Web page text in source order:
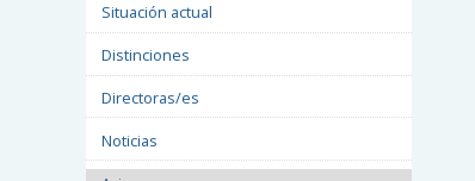
Situación actual
Distinciones
Directoras/es
Noticias